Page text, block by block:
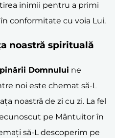
inimii pentru a primi
conformitate cu voia Lui.
noastră spirituală
Domnului ne
noi este chemat să-L
noastră de zi cu zi. La fel
pe Mântuitor în
să-L descoperim pe